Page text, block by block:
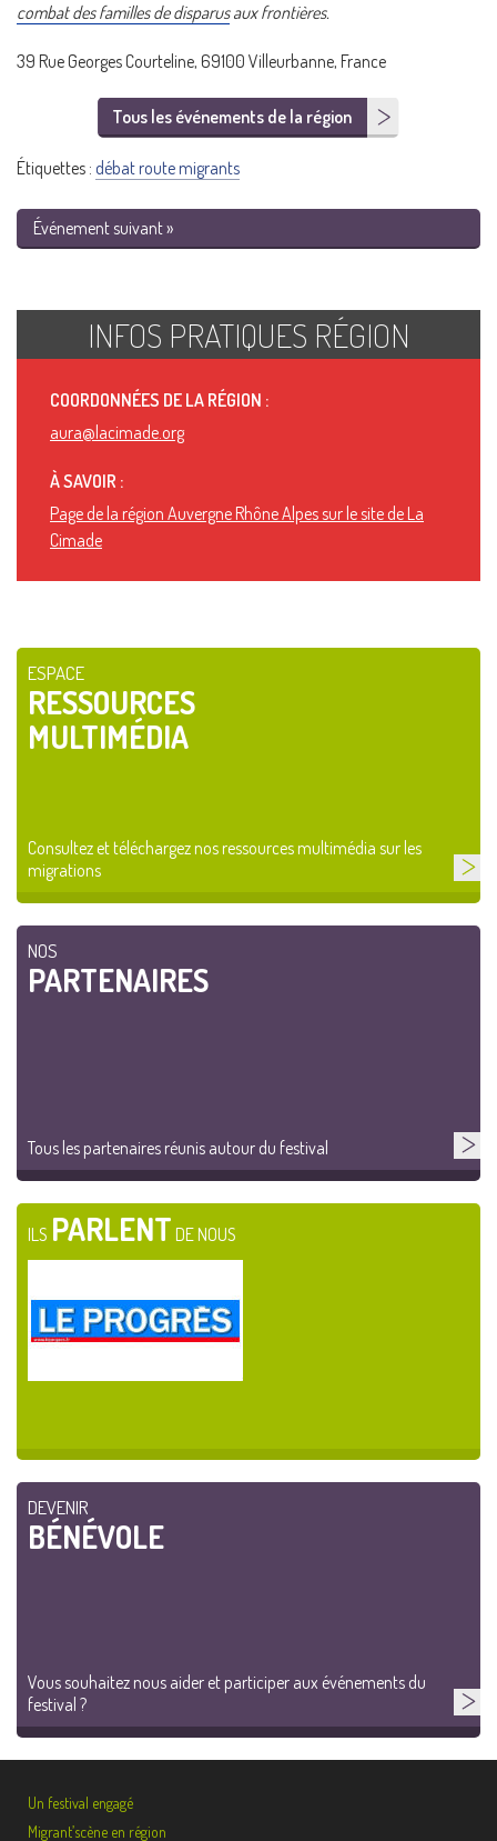
combat des familles de disparusaux frontières.
39 Rue Georges Courteline, 69100 Villeurbanne, France
Tous les événements de la région
Étiquettes : débat route migrants
Événement suivant »
INFOS PRATIQUES RÉGION
COORDONNÉES DE LA RÉGION :
aura@lacimade.org
À SAVOIR :
Page de la région Auvergne Rhône Alpes sur le site de La
Cimade
ESPACE
RESSOURCES
MULTIMÉDIA
Consultez et téléchargez nos ressources multimédia sur les
migrations
NOS
PARTENAIRES
Tous les partenaires réunis autour du festival
ILS PARLENT DE NOUS
DEVENIR
BÉNÉVOLE
Vous souhaitez nous aider et participer aux événements du
festival ?
Un festival engagé
Migrant’scène en région